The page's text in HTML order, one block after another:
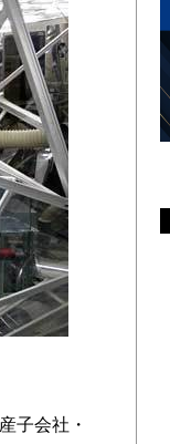
子会社・